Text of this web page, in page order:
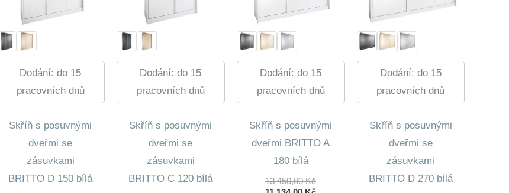
Dodání: do 15
pracovních dnů
Skříň s posuvnými
dveřmi se
zásuvkami
BRITTO D 150 bílá
Dodání: do 15
pracovních dnů
Skříň s posuvnými
dveřmi se
zásuvkami
BRITTO C 120 bílá
Dodání: do 15
pracovních dnů
Skříň s posuvnými
dveřmi BRITTO A
180 bílá
13 450,00KčPůvodní
Dodání: do 15
pracovních dnů
Skříň s posuvnými
dveřmi se
zásuvkami
BRITTO D 270 bílá